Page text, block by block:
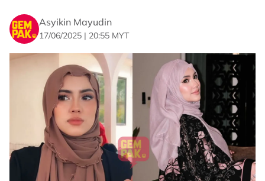
Asyikin Mayudin
17/06/2025 | 20:55 MYT